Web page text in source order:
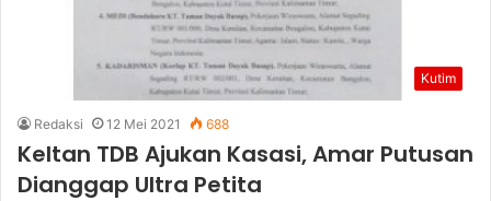
Kutim
Redaksi 12 Mei 2021 688
Keltan TDB Ajukan Kasasi, Amar Putusan
Dianggap Ultra Petita